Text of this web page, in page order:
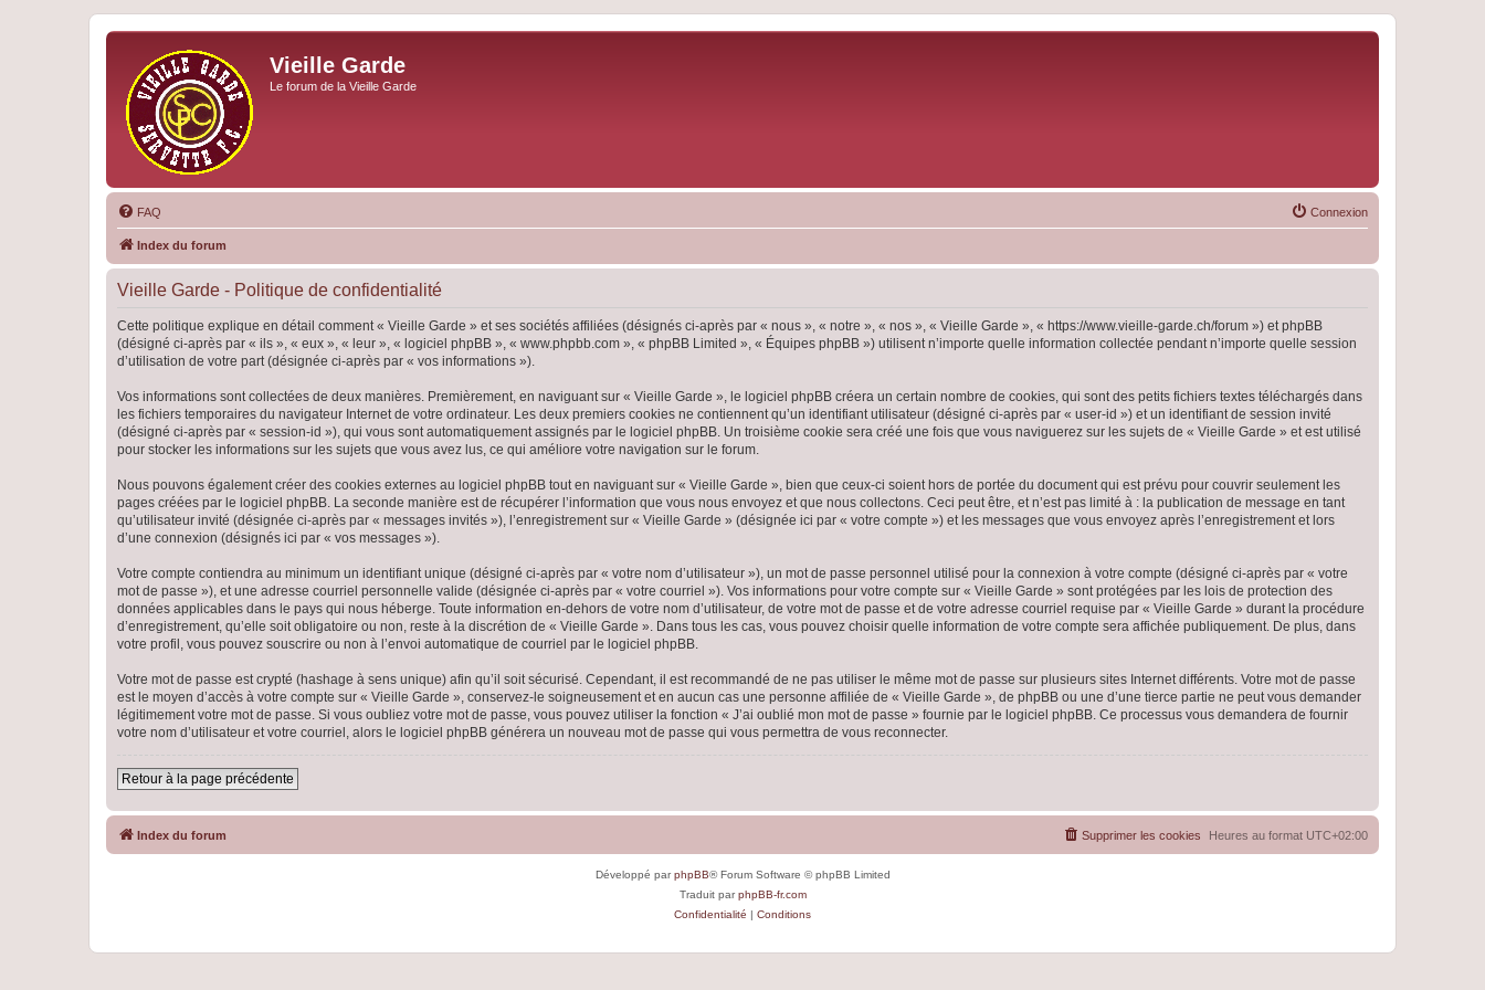
Vieille Garde
Le forum de la Vieille Garde
FAQ Connexion
Index du forum
Vieille Garde - Politique de confidentialité
Cette politique explique en détail comment « Vieille Garde » et ses sociétés affiliées (désignés ci-après par « nous », « notre », « nos », « Vieille Garde », « https://www.vieille-garde.ch/forum ») et phpBB
(désigné ci-après par « ils », « eux », « leur », « logiciel phpBB », « www.phpbb.com », « phpBB Limited », « Équipes phpBB ») utilisent n’importe quelle information collectée pendant n’importe quelle session
d’utilisation de votre part (désignée ci-après par « vos informations »).
Vos informations sont collectées de deux manières. Premièrement, en naviguant sur « Vieille Garde », le logiciel phpBB créera un certain nombre de cookies, qui sont des petits fichiers textes téléchargés dans
les fichiers temporaires du navigateur Internet de votre ordinateur. Les deux premiers cookies ne contiennent qu’un identifiant utilisateur (désigné ci-après par « user-id ») et un identifiant de session invité
(désigné ci-après par « session-id »), qui vous sont automatiquement assignés par le logiciel phpBB. Un troisième cookie sera créé une fois que vous naviguerez sur les sujets de « Vieille Garde » et est utilisé
pour stocker les informations sur les sujets que vous avez lus, ce qui améliore votre navigation sur le forum.
Nous pouvons également créer des cookies externes au logiciel phpBB tout en naviguant sur « Vieille Garde », bien que ceux-ci soient hors de portée du document qui est prévu pour couvrir seulement les
pages créées par le logiciel phpBB. La seconde manière est de récupérer l’information que vous nous envoyez et que nous collectons. Ceci peut être, et n’est pas limité à : la publication de message en tant
qu’utilisateur invité (désignée ci-après par « messages invités »), l’enregistrement sur « Vieille Garde » (désignée ici par « votre compte ») et les messages que vous envoyez après l’enregistrement et lors
d’une connexion (désignés ici par « vos messages »).
Votre compte contiendra au minimum un identifiant unique (désigné ci-après par « votre nom d’utilisateur »), un mot de passe personnel utilisé pour la connexion à votre compte (désigné ci-après par « votre
mot de passe »), et une adresse courriel personnelle valide (désignée ci-après par « votre courriel »). Vos informations pour votre compte sur « Vieille Garde » sont protégées par les lois de protection des
données applicables dans le pays qui nous héberge. Toute information en-dehors de votre nom d’utilisateur, de votre mot de passe et de votre adresse courriel requise par « Vieille Garde » durant la procédure
d’enregistrement, qu’elle soit obligatoire ou non, reste à la discrétion de « Vieille Garde ». Dans tous les cas, vous pouvez choisir quelle information de votre compte sera affichée publiquement. De plus, dans
votre profil, vous pouvez souscrire ou non à l’envoi automatique de courriel par le logiciel phpBB.
Votre mot de passe est crypté (hashage à sens unique) afin qu’il soit sécurisé. Cependant, il est recommandé de ne pas utiliser le même mot de passe sur plusieurs sites Internet différents. Votre mot de passe
est le moyen d’accès à votre compte sur « Vieille Garde », conservez-le soigneusement et en aucun cas une personne affiliée de « Vieille Garde », de phpBB ou une d’une tierce partie ne peut vous demander
légitimement votre mot de passe. Si vous oubliez votre mot de passe, vous pouvez utiliser la fonction « J’ai oublié mon mot de passe » fournie par le logiciel phpBB. Ce processus vous demandera de fournir
votre nom d’utilisateur et votre courriel, alors le logiciel phpBB générera un nouveau mot de passe qui vous permettra de vous reconnecter.
Retour à la page précédente
Index du forum Heures au format UTC+02:00
Supprimer les cookies
Développé parphpBB® Forum Software © phpBB Limited
Traduit parphpBB-fr.com
Confidentialité | Conditions